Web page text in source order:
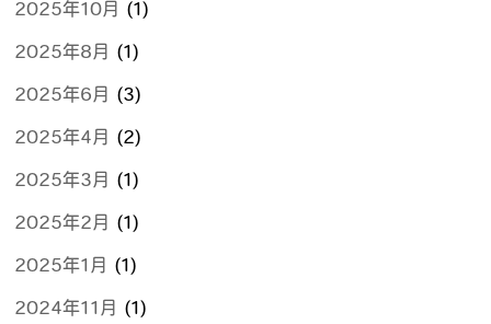
2025年10月 (1)
2025年8月 (1)
2025年6月 (3)
2025年4月 (2)
2025年3月 (1)
2025年2月 (1)
2025年1月 (1)
2024年11月 (1)